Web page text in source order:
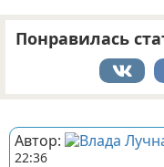
Понравилась
Автор:
22:36